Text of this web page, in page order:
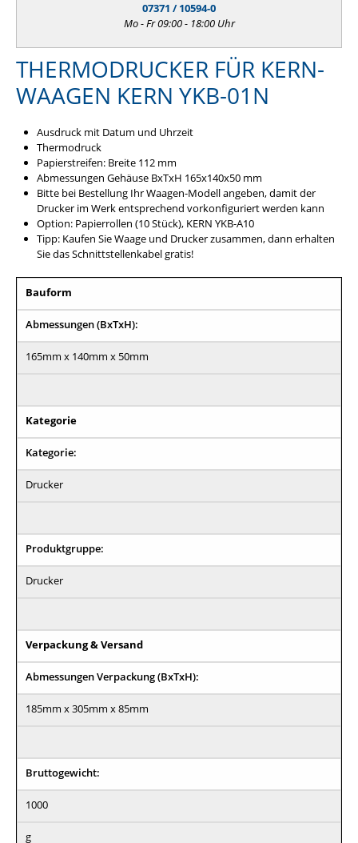
07371 / 10594-0
Mo - Fr 09:00 - 18:00 Uhr
THERMODRUCKER FÜR KERN-
WAAGEN KERN YKB-01N
Ausdruck mit Datum und Uhrzeit
Thermodruck
Papierstreifen: Breite 112 mm
Abmessungen Gehäuse BxTxH 165x140x50 mm
Bitte bei Bestellung Ihr Waagen-Modell angeben, damit der
Drucker im Werk entsprechend vorkonfiguriert werden kann
Option: Papierrollen (10 Stück), KERN YKB-A10
Tipp: Kaufen Sie Waage und Drucker zusammen, dann erhalten
Sie das Schnittstellenkabel gratis!
Bauform
Abmessungen (BxTxH):
165mm x 140mm x 50mm
Kategorie
Kategorie:
Drucker
Produktgruppe:
Drucker
Verpackung & Versand
Abmessungen Verpackung (BxTxH):
185mm x 305mm x 85mm
Bruttogewicht:
1000
g